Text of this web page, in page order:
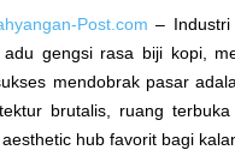
Post.com – Industri
gengsi rasa biji kopi,
mendobrak pasar
brutalis, ruang
hub favorit bagi